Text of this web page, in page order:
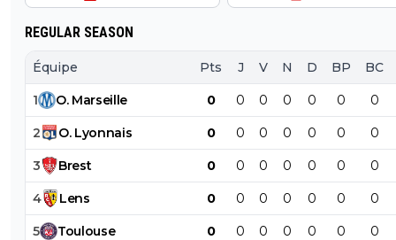
REGULAR SEASON
Équipe Pts J V N D BP BC
1 O. Marseille 0 0 0 0 0 0 0
2 O. Lyonnais 0 0 0 0 0 0 0
3 Brest 0 0 0 0 0 0 0
4 Lens 0 0 0 0 0 0 0
5 Toulouse 0 0 0 0 0 0 0